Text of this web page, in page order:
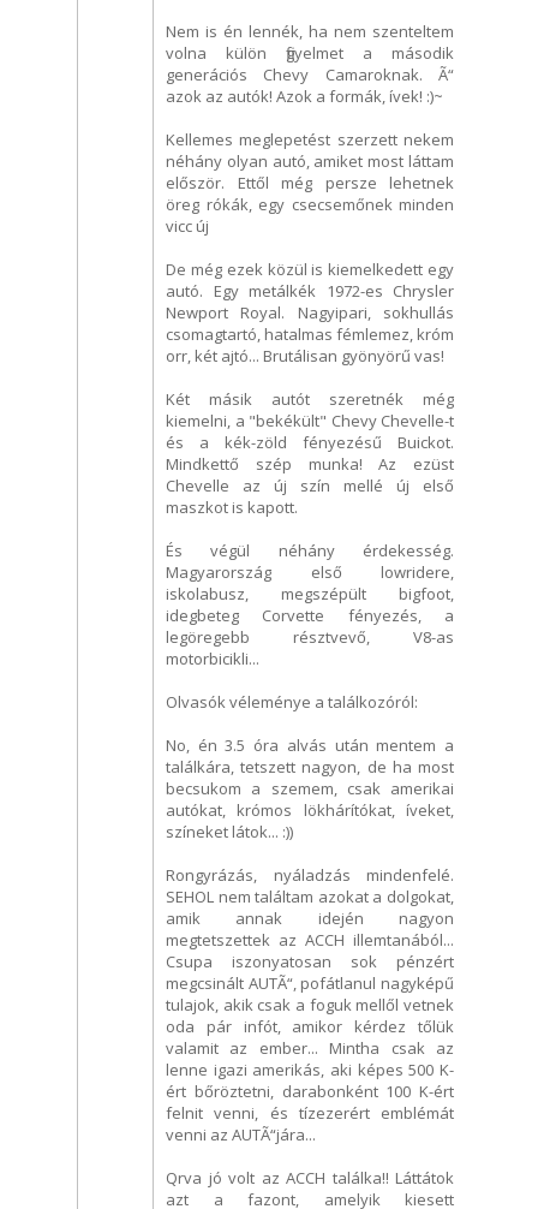
Nem is én lennék, ha nem szenteltem
volna külön figyelmet a második
generációs Chevy Camaroknak. Ã“
azok az autók! Azok a formák, ívek! :)~
Kellemes meglepetést szerzett nekem
néhány olyan autó, amiket most láttam
először. Ettől még persze lehetnek
öreg rókák, egy csecsemőnek minden
vicc új
De még ezek közül is kiemelkedett egy
autó. Egy metálkék 1972-es Chrysler
Newport Royal. Nagyipari, sokhullás
csomagtartó, hatalmas fémlemez, króm
orr, két ajtó... Brutálisan gyönyörű vas!
Két másik autót szeretnék még
kiemelni, a "bekékült" Chevy Chevelle-t
és a kék-zöld fényezésű Buickot.
Mindkettő szép munka! Az ezüst
Chevelle az új szín mellé új első
maszkot is kapott.
És végül néhány érdekesség.
Magyarország első lowridere,
iskolabusz, megszépült bigfoot,
idegbeteg Corvette fényezés, a
legöregebb résztvevő, V8-as
motorbicikli...
Olvasók véleménye a találkozóról:
No, én 3.5 óra alvás után mentem a
találkára, tetszett nagyon, de ha most
becsukom a szemem, csak amerikai
autókat, krómos lökhárítókat, íveket,
színeket látok... :))
Rongyrázás, nyáladzás mindenfelé.
SEHOL nem találtam azokat a dolgokat,
amik annak idején nagyon
megtetszettek az ACCH illemtanából...
Csupa iszonyatosan sok pénzért
megcsinált AUTÃ“, pofátlanul nagyképű
tulajok, akik csak a foguk mellől vetnek
oda pár infót, amikor kérdez tőlük
valamit az ember... Mintha csak az
lenne igazi amerikás, aki képes 500 K-
ért bőröztetni, darabonként 100 K-ért
felnit venni, és tízezerért emblémát
venni az AUTÃ“jára...
Qrva jó volt az ACCH találka!! Láttátok
azt a fazont, amelyik kiesett